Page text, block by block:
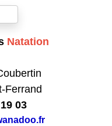
Natation
Ferrand
03